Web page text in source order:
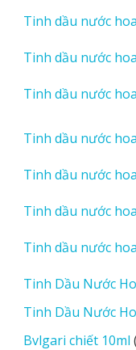
Tinh dầu nước
Tinh dầu nước
Tinh dầu nước
Tinh dầu nước
Tinh dầu nước
Tinh dầu nước
Tinh dầu nước
Tinh Dầu Nước
Tinh Dầu Nước
Bvlgari chiết 10ml